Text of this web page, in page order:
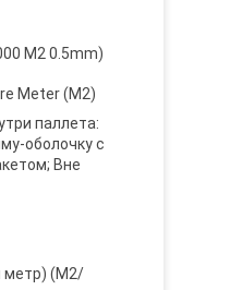
M2 0.5mm)
Meter (M2)
паллета:
оболочку с
Вне
метр) (M2/